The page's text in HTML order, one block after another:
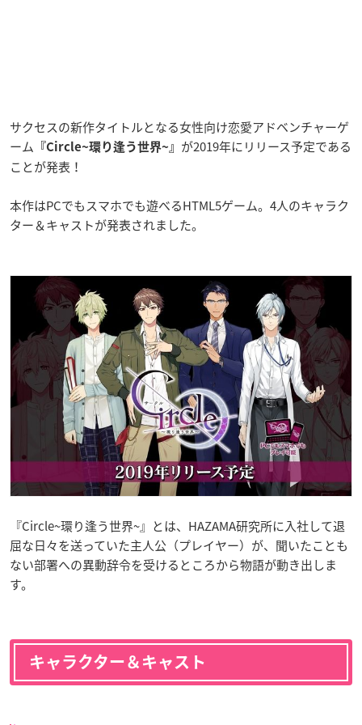
サクセスの新作タイトルとなる女性向け恋愛アドベンチャーゲ
ーム 『Circle~環り逢う世界~』 が2019年にリリース予定である
ことが発表！
本作はPCでもスマホでも遊べるHTML5ゲーム。4人のキャラク
ター＆キャストが発表されました。
『Circle~環り逢う世界~』とは、HAZAMA研究所に入社して退
屈な日々を送っていた主人公（プレイヤー）が、聞いたことも
ない部署への異動辞令を受けるところから物語が動き出しま
す。
キャラクター＆キャスト